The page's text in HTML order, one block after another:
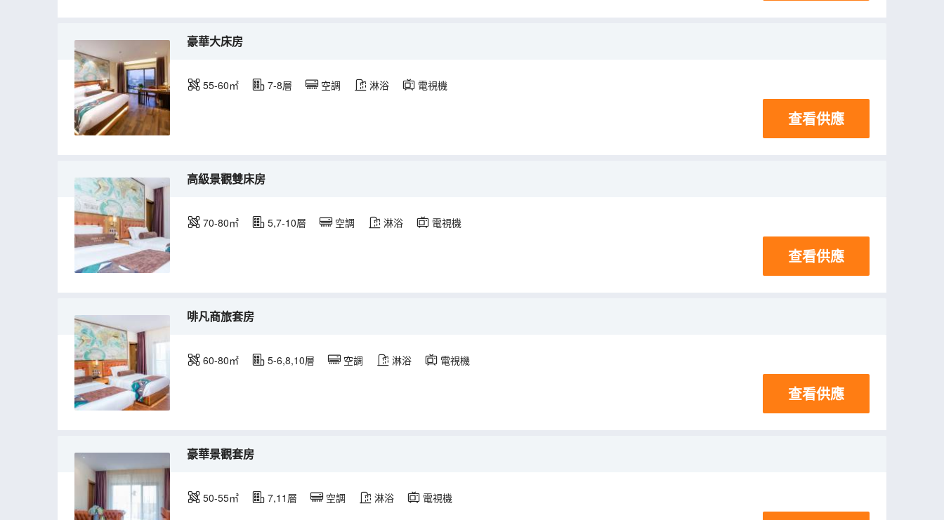
豪華大床房
55-60㎡ 7-8層 空調 淋浴 電視機
查看供應
高級景觀雙床房
70-80㎡ 5,7-10層 空調 淋浴 電視機
查看供應
啡凡商旅套房
60-80㎡ 5-6,8,10層 空調 淋浴 電視機
查看供應
豪華景觀套房
50-55㎡ 7,11層 空調 淋浴 電視機